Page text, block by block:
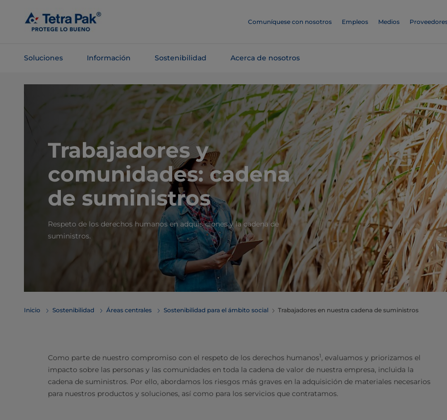
contenido
principal
Comuníquese con nosotros Empleos Medios
Soluciones Información Sostenibilidad Acerca de nosotros
Trabajadores y
comunidades: cadena
de suministros
Respeto de los derechos humanos en adquisiciones y la cadena de
suministros.
Inicio Sostenibilidad Áreas centrales Sostenibilidad para el ámbito social Trabajadores en nuestra cadena de suministros
Como parte de nuestro compromiso con el respeto de los derechos humanos1, evaluamos y priorizamos el
impacto sobre las personas y las comunidades en toda la cadena de valor de nuestra empresa, incluida la
cadena de suministros. Por ello, abordamos los riesgos más graves en la adquisición de materiales necesarios
para nuestros productos y soluciones, así como para los servicios que contratamos.